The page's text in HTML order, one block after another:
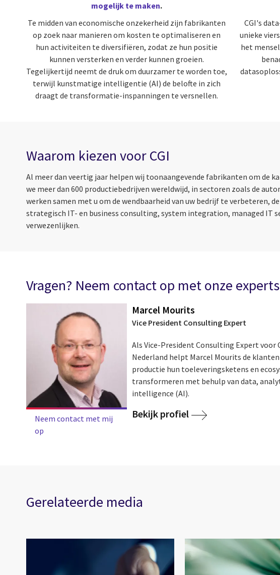
mogelijk te maken.
Te midden van economische onzekerheid zijn fabrikanten
op zoek naar manieren om kosten te optimaliseren en
hun activiteiten te diversifiëren, zodat ze hun positie
kunnen versterken en verder kunnen groeien.
Tegelijkertijd neemt de druk om duurzamer te worden toe,
terwijl kunstmatige intelligentie (AI) de belofte in zich
draagt de transformatie-inspanningen te versnellen.
CGI's
unieke
het
Waarom kiezen voor CGI
Al meer dan veertig jaar helpen wij toonaangevende fabrikanten om de
we meer dan 600 productiebedrijven wereldwijd, in sectoren zoals de
werken samen met u om de wendbaarheid van uw bedrijf te
strategisch IT- en business consulting, system integration, managed IT
verwezenlijken.
Vragen? Neem contact op met onze
Neem contact met mij
op
Marcel Mourits
Vice President Consulting Expert
Als Vice-President Consulting Expert voor
Nederland helpt Marcel Mourits de klanten
productie hun toeleveringsketens en
transformeren met behulp van data,
intelligence (AI).
Bekijk profiel
Gerelateerde media